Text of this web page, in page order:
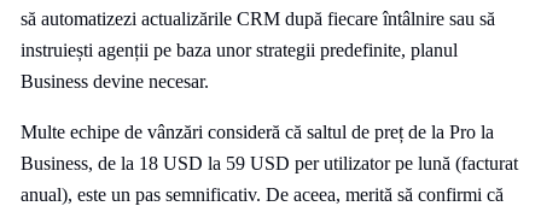
să automatizezi actualizările CRM după fiecare întâlnire sau să
instruiești agenții pe baza unor strategii predefinite, planul
Business devine necesar.
Multe echipe de vânzări consideră că saltul de preț de la Pro la
Business, de la 18 USD la 59 USD per utilizator pe lună (facturat
anual), este un pas semnificativ. De aceea, merită să confirmi că